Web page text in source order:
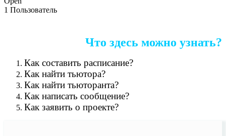
1 Пользователь
Что здесь можно узнать?
Как составить расписание?
Как найти тьютора?
Как найти тьюторанта?
Как написать сообщение?
Как заявить о проекте?